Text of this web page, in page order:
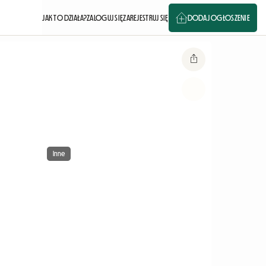
JAK TO DZIAŁA?ZALOGUJ SIĘZAREJESTRUJ SIĘ DODAJ OGŁOSZENIE
Inne